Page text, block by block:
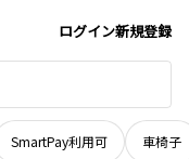
ログイン新規登録
SmartPay利用可 車椅子